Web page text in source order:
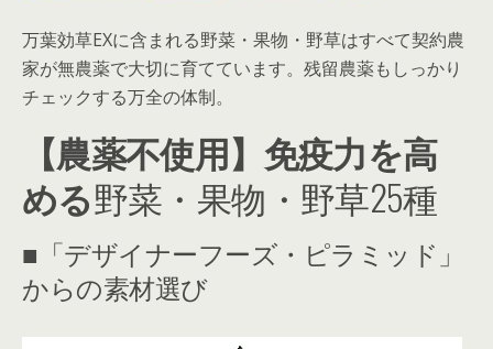
万葉効草EXに含まれる野菜・果物・野草はすべて契約農
家が無農薬で大切に育てています。残留農薬もしっかり
チェックする万全の体制。
【農薬不使用】免疫力を高
める野菜・果物・野草25種
■「デザイナーフーズ・ピラミッド」
からの素材選び